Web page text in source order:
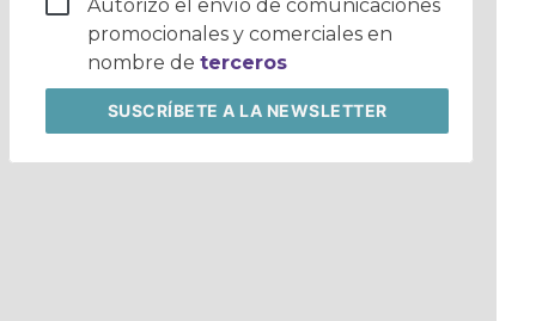
Autorizo el envío de comunicaciones
promocionales y comerciales en
nombre deterceros
SUSCRÍBETE A LA NEWSLETTER